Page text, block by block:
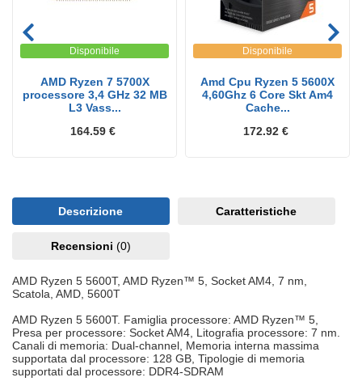
Disponibile
AMD Ryzen 7 5700X
processore 3,4 GHz 32 MB
L3 Vass...
164.59 €
Disponibile
Amd Cpu Ryzen 5 5600X
4,60Ghz 6 Core Skt Am4
Cache...
172.92 €
Descrizione Caratteristiche
Recensioni (0)
AMD Ryzen 5 5600T, AMD Ryzen™ 5, Socket AM4, 7 nm,
Scatola, AMD, 5600T
AMD Ryzen 5 5600T. Famiglia processore: AMD Ryzen™ 5,
Presa per processore: Socket AM4, Litografia processore: 7 nm.
Canali di memoria: Dual-channel, Memoria interna massima
supportata dal processore: 128 GB, Tipologie di memoria
supportati dal processore: DDR4-SDRAM